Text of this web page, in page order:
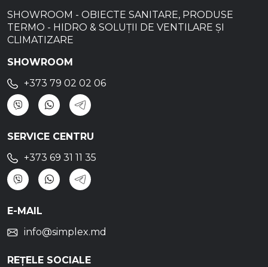
SHOWROOM - OBIECTE SANITARE, PRODUSE
TERMO - HIDRO & SOLUȚII DE VENTILARE ȘI
CLIMATIZARE
SHOWROOM
+373 79 02 02 06
SERVICE CENTRU
+373 69 31 11 35
E-MAIL
info@simplex.md
REȚELE SOCIALE